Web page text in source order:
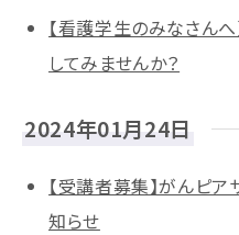
【看護学生のみなさん
してみませんか？
2024年01月24日
【受講者募集】がんピ
知らせ